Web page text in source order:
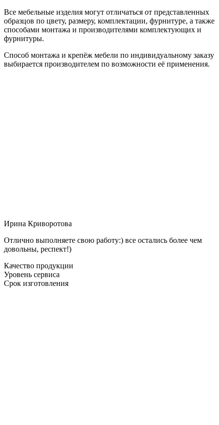
Все мебельные изделия могут отличаться от представленных
образцов по цвету, размеру, комплектации, фурнитуре, а также
способами монтажа и производителями комплектующих и
фурнитуры.
Способ монтажа и крепёж мебели по индивидуальному заказу
выбирается производителем по возможности её применения.
Ирина Криворотова
Отлично выполняете свою работу:) все остались более чем
довольны, респект!)
Качество продукции
Уровень сервиса
Срок изготовления